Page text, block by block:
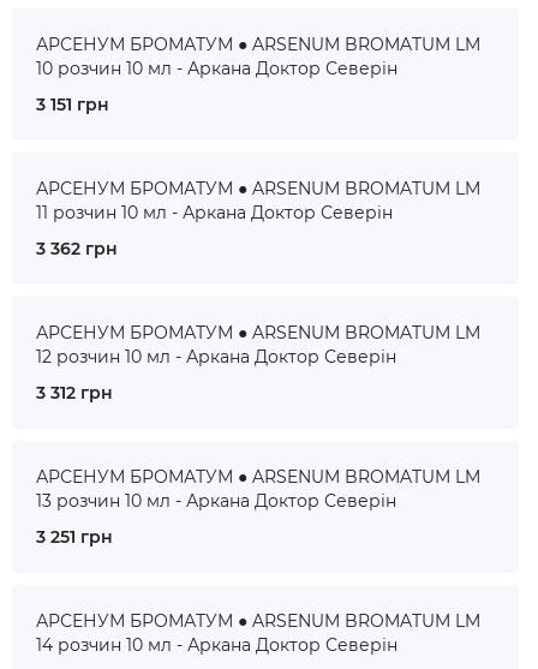
АРСЕНУМ БРОМАТУМ ● ARSENUM BROMATUM LM
10 розчин 10 мл - Аркана Доктор Северін
3 151 грн
АРСЕНУМ БРОМАТУМ ● ARSENUM BROMATUM LM
11 розчин 10 мл - Аркана Доктор Северін
3 362 грн
АРСЕНУМ БРОМАТУМ ● ARSENUM BROMATUM LM
12 розчин 10 мл - Аркана Доктор Северін
3 312 грн
АРСЕНУМ БРОМАТУМ ● ARSENUM BROMATUM LM
13 розчин 10 мл - Аркана Доктор Северін
3 251 грн
АРСЕНУМ БРОМАТУМ ● ARSENUM BROMATUM LM
14 розчин 10 мл - Аркана Доктор Северін